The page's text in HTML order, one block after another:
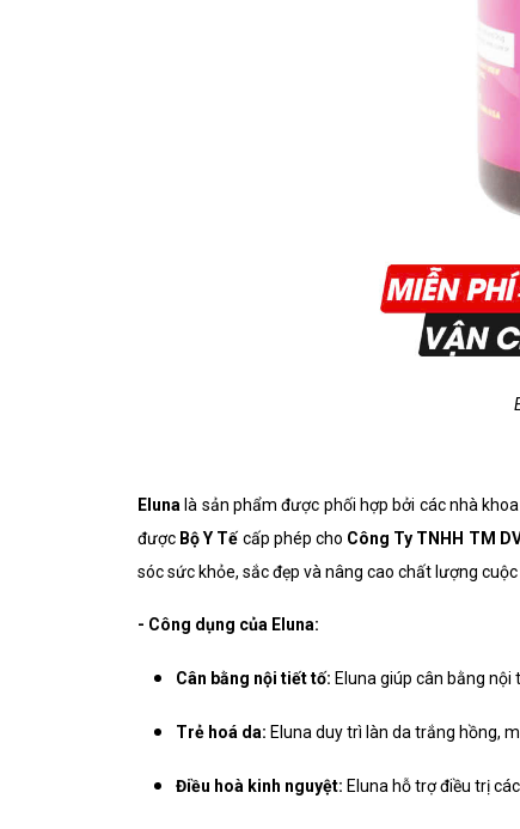
Eluna là sản phẩm được phối hợp bởi các nhà
được Bộ Y Tế cấp phép cho Công Ty TNHH TM
sóc sức khỏe, sắc đẹp và nâng cao chất lượng
- Công dụng của Eluna:
Cân bằng nội tiết tố: Eluna giúp cân bằng nội
Trẻ hoá da: Eluna duy trì làn da trắng hồng,
Điều hoà kinh nguyệt: Eluna hỗ trợ điều trị